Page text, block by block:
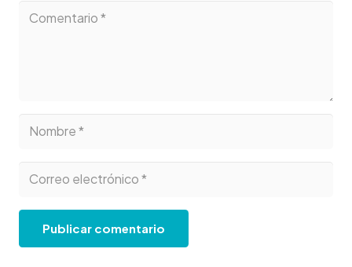
Publicar comentario